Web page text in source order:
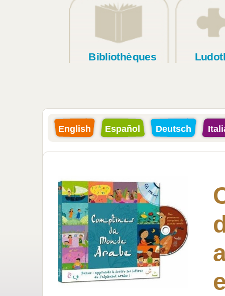
Bibliothèques
English Español Deutsch